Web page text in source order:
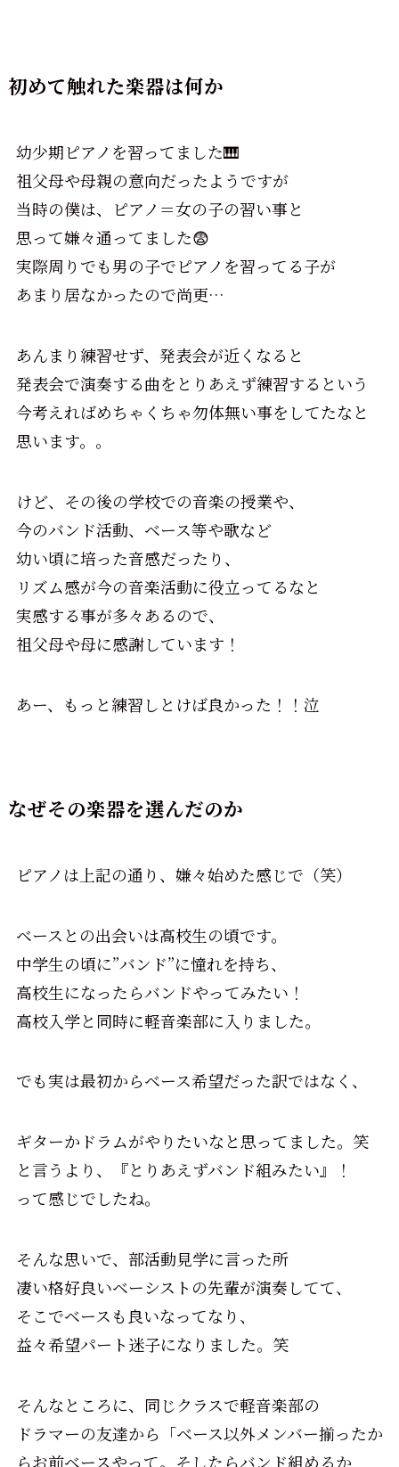
初めて触れた楽器は何か
幼少期ピアノを習ってました🎹
祖父母や母親の意向だったようですが
当時の僕は、ピアノ＝女の子の習い事と
思って嫌々通ってました😨
実際周りでも男の子でピアノを習ってる子が
あまり居なかったので尚更…
あんまり練習せず、発表会が近くなると
発表会で演奏する曲をとりあえず練習するという
今考えればめちゃくちゃ勿体無い事をしてたなと
思います。。
けど、その後の学校での音楽の授業や、
今のバンド活動、ベース等や歌など
幼い頃に培った音感だったり、
リズム感が今の音楽活動に役立ってるなと
実感する事が多々あるので、
祖父母や母に感謝しています！
あー、もっと練習しとけば良かった！！泣
なぜその楽器を選んだのか
ピアノは上記の通り、嫌々始めた感じで（笑）
ベースとの出会いは高校生の頃です。
中学生の頃に”バンド”に憧れを持ち、
高校生になったらバンドやってみたい！
高校入学と同時に軽音楽部に入りました。
でも実は最初からベース希望だった訳ではなく、
ギターかドラムがやりたいなと思ってました。笑
と言うより、『とりあえずバンド組みたい』！
って感じでしたね。
そんな思いで、部活動見学に言った所
凄い格好良いベーシストの先輩が演奏してて、
そこでベースも良いなってなり、
益々希望パート迷子になりました。笑
そんなところに、同じクラスで軽音楽部の
ドラマーの友達から「ベース以外メンバー揃ったか
らお前ベースやって。そしたらバンド組めるか